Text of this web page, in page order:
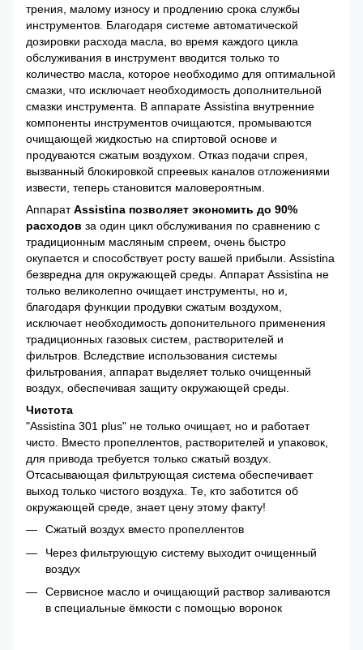
трения, малому износу и продлению срока службы
инструментов. Благодаря системе автоматической
дозировки расхода масла, во время каждого цикла
обслуживания в инструмент вводится только то
количество масла, которое необходимо для оптимальной
смазки, что исключает необходимость дополнительной
смазки инструмента. В аппарате Assistina внутренние
компоненты инструментов очищаются, промываются
очищающей жидкостью на спиртовой основе и
продуваются сжатым воздухом. Отказ подачи спрея,
вызванный блокировкой спреевых каналов отложениями
извести, теперь становится маловероятным.
АппаратAssistina позволяет экономить до 90%
расходов за один цикл обслуживания по сравнению с
традиционным масляным спреем, очень быстро
окупается и способствует росту вашей прибыли. Assistina
безвредна для окружающей среды. Аппарат Assistina не
только великолепно очищает инструменты, но и,
благодаря функции продувки сжатым воздухом,
исключает необходимость допонительного применения
традиционных газовых систем, растворителей и
фильтров. Вследствие использования системы
фильтрования, аппарат выделяет только очищенный
воздух, обеспечивая защиту окружающей среды.
Чистота
"Assistina 301 plus" не только очищает, но и работает
чисто. Вместо пропеллентов, растворителей и упаковок,
для привода требуется только сжатый воздух.
Отсасывающая фильтрующая система обеспечивает
выход только чистого воздуха. Те, кто заботится об
окружающей среде, знает цену этому факту!
Сжатый воздух вместо пропеллентов
Через фильтрующую систему выходит очищенный
воздух
Сервисное масло и очищающий раствор заливаются
в специальные ёмкости с помощью воронок